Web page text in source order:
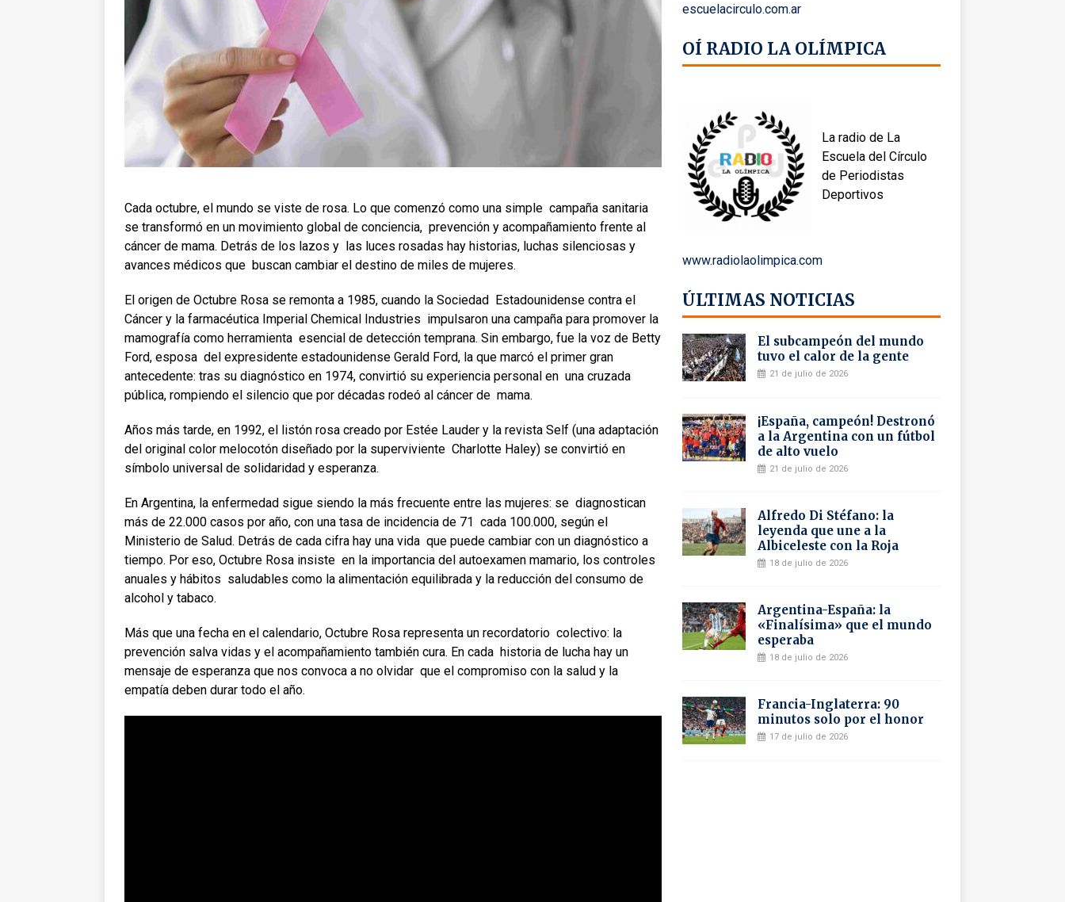
Cada octubre, el mundo se viste de rosa. Lo que comenzó como una simple campaña sanitaria
se transformó en un movimiento global de conciencia, prevención y acompañamiento frente al
cáncer de mama. Detrás de los lazos y las luces rosadas hay historias, luchas silenciosas y
avances médicos que buscan cambiar el destino de miles de mujeres.
El origen de Octubre Rosa se remonta a 1985, cuando la Sociedad Estadounidense contra el
Cáncer y la farmacéutica Imperial Chemical Industries impulsaron una campaña para promover la
mamografía como herramienta esencial de detección temprana. Sin embargo, fue la voz de Betty
Ford, esposa del expresidente estadounidense Gerald Ford, la que marcó el primer gran
antecedente: tras su diagnóstico en 1974, convirtió su experiencia personal en una cruzada
pública, rompiendo el silencio que por décadas rodeó al cáncer de mama.
Años más tarde, en 1992, el listón rosa creado por Estée Lauder y la revista Self (una adaptación
del original color melocotón diseñado por la superviviente Charlotte Haley) se convirtió en
símbolo universal de solidaridad y esperanza.
En Argentina, la enfermedad sigue siendo la más frecuente entre las mujeres: se diagnostican
más de 22.000 casos por año, con una tasa de incidencia de 71 cada 100.000, según el
Ministerio de Salud. Detrás de cada cifra hay una vida que puede cambiar con un diagnóstico a
tiempo. Por eso, Octubre Rosa insiste en la importancia del autoexamen mamario, los controles
anuales y hábitos saludables como la alimentación equilibrada y la reducción del consumo de
alcohol y tabaco.
Más que una fecha en el calendario, Octubre Rosa representa un recordatorio colectivo: la
prevención salva vidas y el acompañamiento también cura. En cada historia de lucha hay un
mensaje de esperanza que nos convoca a no olvidar que el compromiso con la salud y la
empatía deben durar todo el año.
escuelacirculo.com.ar
OÍ RADIO LA OLÍMPICA
La radio de La
Escuela del Círculo
de Periodistas
Deportivos
www.radiolaolimpica.com
ÚLTIMAS NOTICIAS
El subcampeón del mundo
tuvo el calor de la gente
21 de julio de 2026
¡España, campeón! Destronó
a la Argentina con un fútbol
de alto vuelo
21 de julio de 2026
Alfredo Di Stéfano: la
leyenda que une a la
Albiceleste con la Roja
18 de julio de 2026
Argentina-España: la
«Finalísima» que el mundo
esperaba
18 de julio de 2026
Francia-Inglaterra: 90
minutos solo por el honor
17 de julio de 2026